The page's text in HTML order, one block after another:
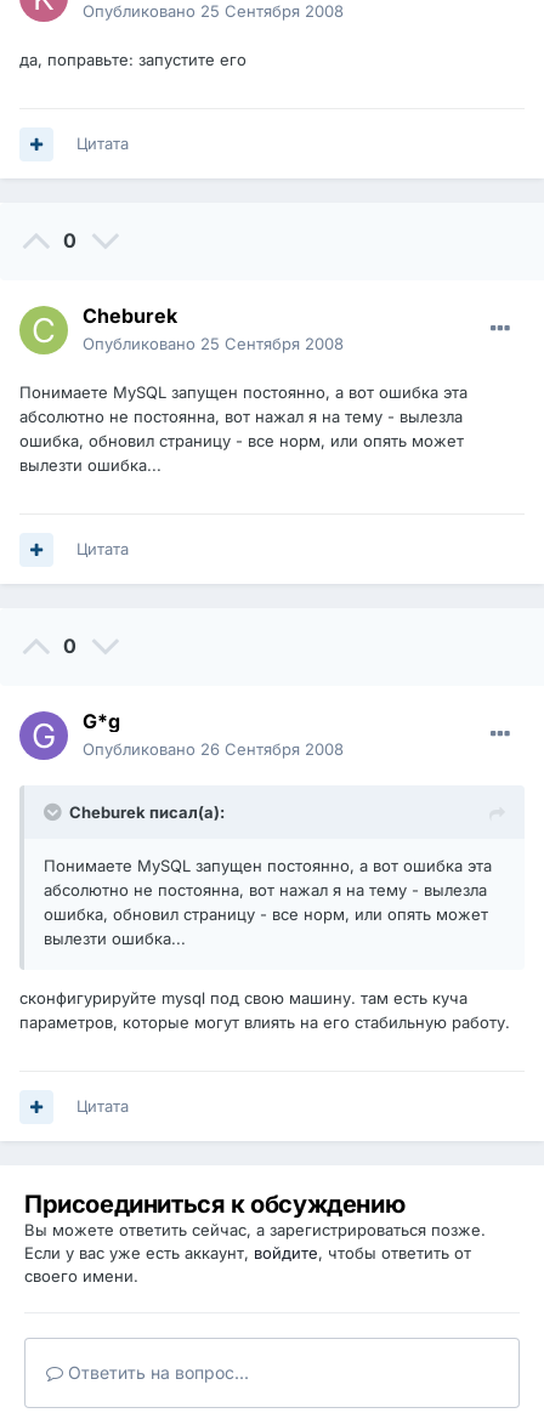
Опубликовано 25 Сентября 2008
да, поправьте: запустите его
Цитата
0
Cheburek
Опубликовано 25 Сентября 2008
Понимаете MySQL запущен постоянно, а вот ошибка эта
абсолютно не постоянна, вот нажал я на тему - вылезла
ошибка, обновил страницу - все норм, или опять может
вылезти ошибка...
Цитата
0
G*g
Опубликовано 26 Сентября 2008
Cheburek писал(а):
Понимаете MySQL запущен постоянно, а вот ошибка эта
абсолютно не постоянна, вот нажал я на тему - вылезла
ошибка, обновил страницу - все норм, или опять может
вылезти ошибка...
сконфигурируйте mysql под свою машину. там есть куча
параметров, которые могут влиять на его стабильную работу.
Цитата
Присоединиться к обсуждению
Вы можете ответить сейчас, а зарегистрироваться позже.
Если у вас уже есть аккаунт, войдите, чтобы ответить от
своего имени.
Ответить на вопрос...